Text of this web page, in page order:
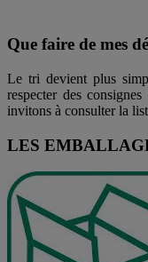
Que faire de mes
Le tri devient plus
respecter des
invitons à consulter la
LES